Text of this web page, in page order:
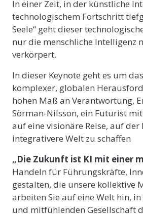
In einer Zeit, in der künstliche
technologischem Fortschritt
Seele“ geht dieser
nur die menschliche Intelligenz
verkörpert.
In dieser Keynote geht es um
komplexer, globalen
hohen Maß an Verantwortung,
Sörman-Nilsson, ein Futurist
auf eine visionäre Reise, auf
integrativere Welt zu schaffen
„Die Zukunft ist KI mit einer
Handeln für Führungskräfte,
gestalten, die unsere kollektive
arbeiten Sie auf eine Welt hin,
und mitfühlenden Gesellschaft